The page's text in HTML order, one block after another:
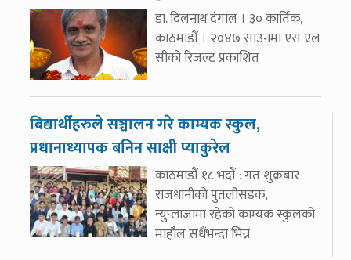
डा. दिलनाथ दंगाल । ३० कार्तिक,
काठमाडौं । २०४७ साउनमा एस एल
सीको रिजल्ट प्रकाशित
बिद्यार्थीहरुले सञ्चालन गरे काम्यक स्कुल,
प्रधानाध्यापक बनिन साक्षी प्याकुरेल
काठमाडौं १८ भदौं : गत शुक्रबार
राजधानीको पुतलीसडक,
न्युप्लाजामा रहेको काम्यक स्कुलको
माहौल सधैंभन्दा भिन्न